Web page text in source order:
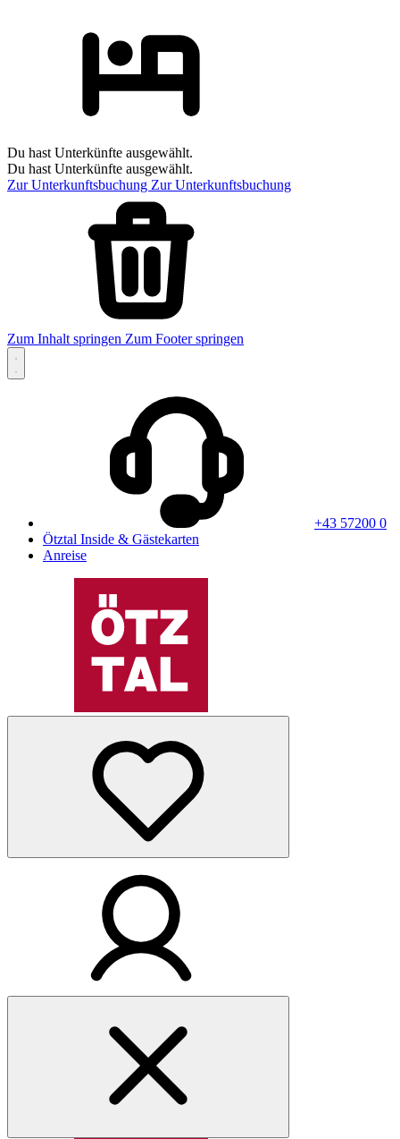
Du hast Unterkünfte ausgewählt.
Du hast Unterkünfte ausgewählt.
Zur Unterkunftsbuchung Zur Unterkunftsbuchung
Zum Inhalt springen Zum Footer springen
+43 57200 0
Ötztal Inside & Gästekarten
Anreise